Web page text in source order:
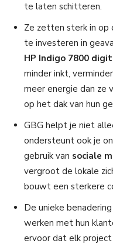
te laten schitteren.
Ze zetten sterk in op
te investeren in
HP Indigo 7800
minder inkt,
meer energie dan ze
op het dak van hun
GBG helpt je niet
ondersteunt ook je
gebruik van sociale
vergroot de lokale
bouwt een sterkere
De unieke
werken met hun
ervoor dat elk